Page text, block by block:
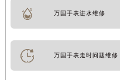
万国手表进水维修
万国手表走时问题维修